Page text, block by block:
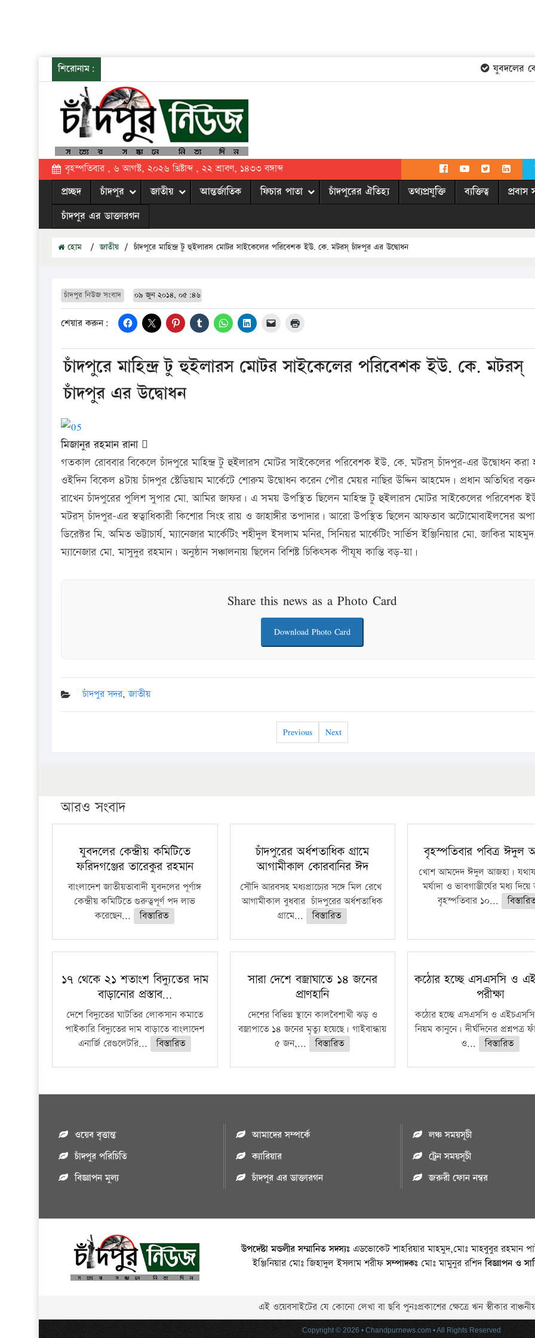
শিরোনাম: যুবদলের
বৃহস্পতিবার , ৬ আগস্ট, ২০২৬ খ্রিষ্টাব্দ , ২২ শ্রাবণ, ১৪৩৩ বঙ্গাব্দ
প্রচ্ছদ চাঁদপুর জাতীয় আন্তর্জাতিক ফিচার পাতা চাঁদপুরের ঐতিহ্য তথ্যপ্রযুক্তি ব্যক্তিত্ব প্রবাস
চাঁদপুর এর ডাক্তারগন
হোম / জাতীয় / চাঁদপুরে মাহিন্দ্র টু হুইলারস মোটর সাইকেলের পরিবেশক ইউ. কে. মটরস্ চাঁদপুর এর উদ্বোধন
চাঁদপুর নিউজ সংবাদ ০৯ জুন ২০১৪, ০৫:৪৬
শেয়ার করুন:
চাঁদপুরে মাহিন্দ্র টু হুইলারস মোটর সাইকেলের পরিবেশক ইউ. কে. মটরস্
চাঁদপুর এর উদ্বোধন
মিজানুর রহমান রানা 
গতকাল রোববার বিকেলে চাঁদপুরে মাহিন্দ্র টু হুইলারস মোটর সাইকেলের পরিবেশক ইউ. কে. মটরস্ চাঁদপুর-এর উদ্বোধন করা
ওইদিন বিকেল ৪টায় চাঁদপুর স্টেডিয়াম মার্কেটে শোরুম উদ্বোধন করেন পৌর মেয়র নাছির উদ্দিন আহমেদ। প্রধান অতিথির
রাখেন চাঁদপুরের পুলিশ সুপার মো. আমির জাফর। এ সময় উপস্থিত ছিলেন মাহিন্দ্র টু হুইলারস মোটর সাইকেলের পরিবেশক
মটরস্ চাঁদপুর-এর স্বত্বাধিকারী কিশোর সিংহ রায় ও জাহাঙ্গীর তপাদার। আরো উপস্থিত ছিলেন আফতাব অটোমোবাইলসের
ডিরেক্টর মি. অমিত ভট্টাচার্য, ম্যানেজার মার্কেটিং শহীদুল ইসলাম মনির, সিনিয়র মার্কেটিং সার্ভিস ইঞ্জিনিয়ার মো. জাকির
ম্যানেজার মো. মাসুদুর রহমান। অনুষ্ঠান সঞ্চালনায় ছিলেন বিশিষ্ট চিকিৎসক পীযূষ কান্তি বড়–য়া।
Share this news as a Photo Card
Download Photo Card
চাঁদপুর সদর,জাতীয়
Previous Next
আরও সংবাদ
যুবদলের কেন্দ্রীয় কমিটিতে
ফরিদগঞ্জের তারেকুর রহমান
বাংলাদেশ জাতীয়তাবাদী যুবদলের পূর্ণাঙ্গ
কেন্দ্রীয় কমিটিতে গুরুত্বপূর্ণ পদ লাভ
করেছেন...
বিস্তারিত
চাঁদপুরের অর্ধশতাধিক গ্রামে
আগামীকাল কোরবানির ঈদ
সৌদি আরবসহ মধ্যপ্রাচ্যের সঙ্গে মিল রেখে
আগামীকাল বুধবার চাঁদপুরের অর্ধশতাধিক
গ্রামে...
বিস্তারিত
বৃহস্পতিবার পবিত্র ঈদুল
খোশ আমদেদ ঈদুল আজহা।
মর্যাদা ও ভাবগাম্ভীর্যের মধ্য
বৃহস্পতিবার ১০...
১৭ থেকে ২১ শতাংশ বিদ্যুতের দাম
বাড়ানোর প্রস্তাব…
দেশে বিদ্যুতের ঘাটতির লোকসান কমাতে
পাইকারি বিদ্যুতের দাম বাড়াতে বাংলাদেশ
এনার্জি রেগুলেটরি...
বিস্তারিত
সারা দেশে বজ্রাঘাতে ১৪ জনের
প্রাণহানি
দেশের বিভিন্ন স্থানে কালবৈশাখী ঝড় ও
বজ্রাপাতে ১৪ জনের মৃত্যু হয়েছে। গাইবান্ধায়
৫ জন,...
বিস্তারিত
কঠোর হচ্ছে এসএসসি ও
পরীক্ষা
কঠোর হচ্ছে এসএসসি ও এইচএসসি
নিয়ম কানুনে। দীর্ঘদিনের
ও...
বিস্তারিত
ওয়েব বৃত্তান্ত
চাঁদপুর পরিচিতি
বিজ্ঞাপন মুল্য
আমাদের সম্পর্কে
ক্যারিয়ার
চাঁদপুর এর ডাক্তারগন
লঞ্চ সময়সূচী
ট্রেন সময়সূচী
জরুরী ফোন নম্বর
উপদেষ্টা মন্ডলীর সম্মানিত সদস্যঃ এডভোকেট শাহরিয়ার মাহমুদ,মোঃ মাহবুবুর রহমান
ইঞ্জিনিয়ার মোঃ জিহাদুল ইসলাম শরীফসম্পাদকঃ মোঃ মামুনুর রশিদবিজ্ঞাপন ও
এই ওয়েবসাইটের যে কোনো লেখা বা ছবি পুনঃপ্রকাশের ক্ষেত্রে ঋন স্বীকার
Copyright © 2026 • Chandpurnews.com • All Rights Reserved